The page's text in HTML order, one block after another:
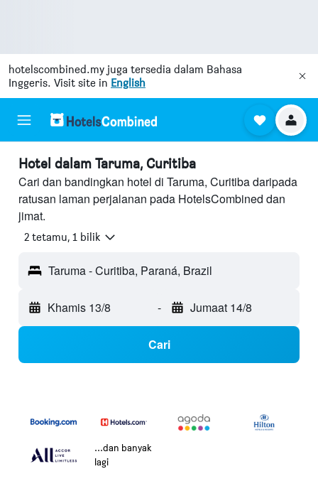
hotelscombined.my juga tersedia dalam Bahasa
Inggeris. Visit site in English
Hotel dalam Taruma, Curitiba
Cari dan bandingkan hotel di Taruma, Curitiba daripada
ratusan laman perjalanan pada HotelsCombined dan
jimat.
2 tetamu, 1 bilik
Taruma - Curitiba, Paraná, Brazil
Khamis 13/8 - Jumaat 14/8
Cari
...dan banyak
lagi